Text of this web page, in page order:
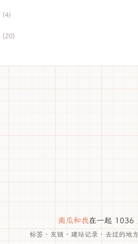
(4)
(20)
南瓜和我在一起 1036
标签 · 友链 · 建站记录 · 去过的地方